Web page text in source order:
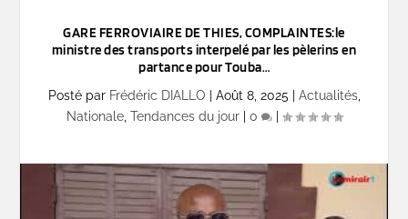
GARE FERROVIAIRE DE THIES, COMPLAINTES:le
ministre des transports interpelé par les pèlerins en
partance pour Touba…
Posté par Frédéric DIALLO Août 8, 2025 Actualités,
Nationale, Tendances du jour| 0 |